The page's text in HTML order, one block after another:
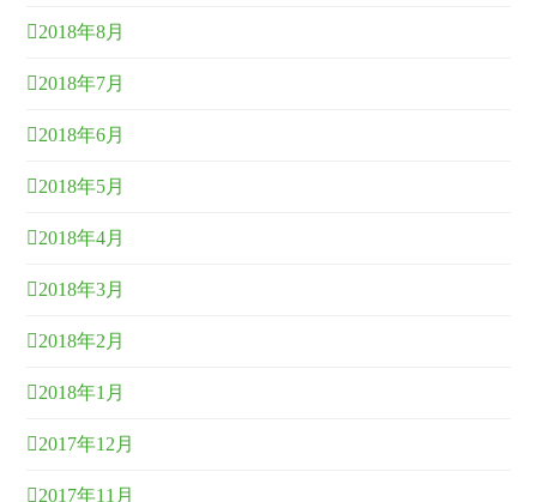
2018年8月
2018年7月
2018年6月
2018年5月
2018年4月
2018年3月
2018年2月
2018年1月
2017年12月
2017年11月